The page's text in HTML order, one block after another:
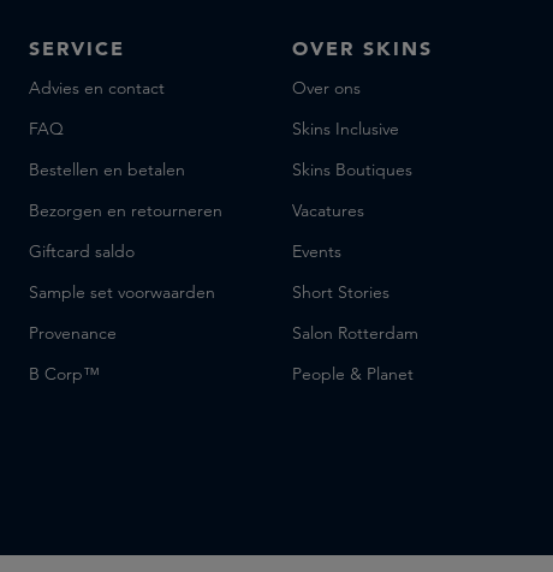
SERVICE
Advies en contact
FAQ
Bestellen en betalen
Bezorgen en retourneren
Giftcard saldo
Sample set voorwaarden
Provenance
B Corp™
OVER SKINS
Over ons
Skins Inclusive
Skins Boutiques
Vacatures
Events
Short Stories
Salon Rotterdam
People & Planet